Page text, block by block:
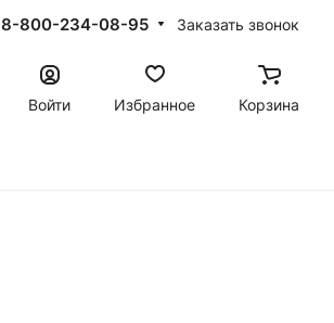
8-800-234-08-95 Заказать звонок
Войти
Избранное Корзина